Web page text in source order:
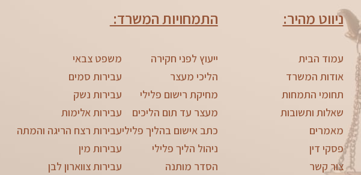
ניווט מהיר:
עמוד הבית
אודות המשרד
תחומי התמחות
שאלות ותשובות
מאמרים
פסקי דין
צור קשר
התמחויות המשרד:
ייעוץ לפני חקירה
הליכי מעצר
מחיקת רישום פלילי
מעצר עד תום הליכים
כתב אישום בהליך פלילי
ניהול הליך פלילי
הסדר מותנה
משפט צבאי
עבירות סמים
עבירות נשק
עבירות אלימות
עבירות רצח הריגה והמתה
עבירות מין
עבירות צווארון לבן